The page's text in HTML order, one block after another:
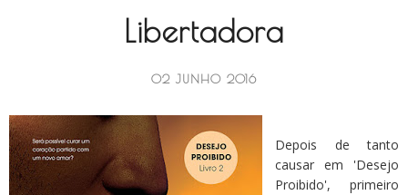
Libertadora
02 JUNHO 2016
Depois de tanto
causar em 'Desejo
Proibido', primeiro